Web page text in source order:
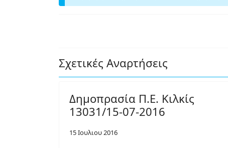
Σχετικές Αναρτήσεις
Δημοπρασία Π.Ε. Κιλκίς
13031/15-07-2016
15 Ιουλιου 2016